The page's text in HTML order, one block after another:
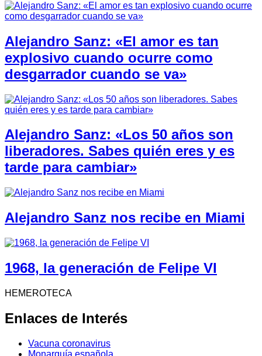
Alejandro Sanz: «El amor es tan
explosivo cuando ocurre como
desgarrador cuando se va»
Alejandro Sanz: «Los 50 años son
liberadores. Sabes quién eres y es
tarde para cambiar»
Alejandro Sanz nos recibe en Miami
1968, la generación de Felipe VI
HEMEROTECA
Enlaces de Interés
Vacuna coronavirus
Monarquía española